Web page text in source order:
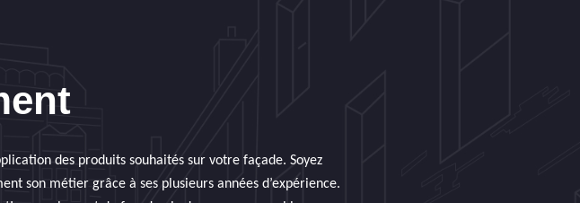
des produits souhaités sur votre façade. Soyez
son métier grâce à ses plusieurs années d’expérience.